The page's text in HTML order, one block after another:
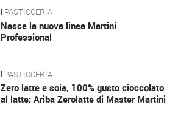
PASTICCERIA
Nasce la nuova linea Martini
Professional
PASTICCERIA
Zero latte e soia, 100% gusto cioccolato
al latte: Ariba Zerolatte di Master Martini